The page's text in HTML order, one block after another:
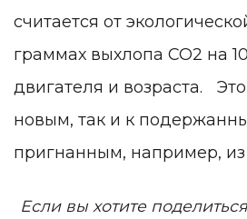
считается от
граммах выхлопа CO2 на
двигателя и возраста. Это
новым, так и к
пригнанным, например,
Если вы хотите